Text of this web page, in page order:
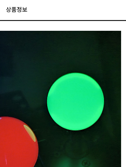
상품정보